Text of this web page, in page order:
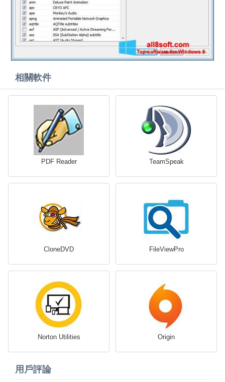
相關軟件
PDF Reader TeamSpeak
CloneDVD FileViewPro
Norton Utilities Origin
用戶評論